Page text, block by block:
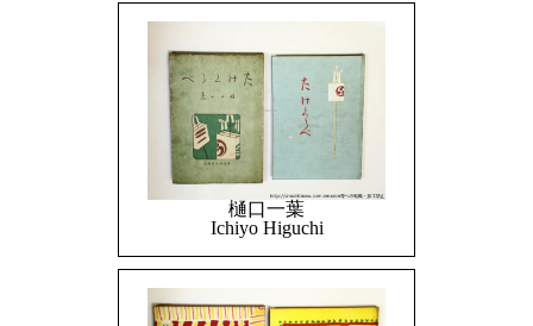
樋口一葉
Ichiyo Higuchi